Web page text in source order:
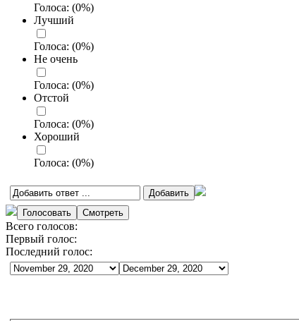
Голоса: (0%)
Лучший
Голоса: (0%)
Не очень
Голоса: (0%)
Отстой
Голоса: (0%)
Хороший
Голоса: (0%)
Всего голосов:
Первый голос:
Последний голос: